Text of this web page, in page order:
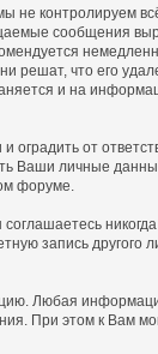
не контролируем
сообщения
решат, что его
и на
от
Ваши личные
форуме.
запись другого
Любая
При этом к Вам